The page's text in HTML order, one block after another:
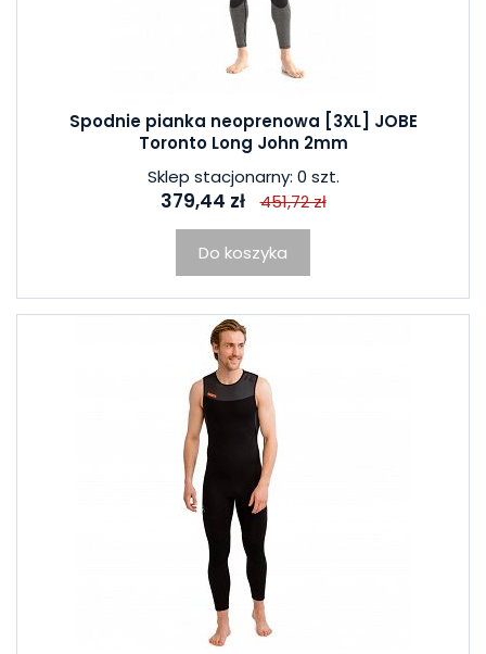
Spodnie pianka neoprenowa [3XL] JOBE
Toronto Long John 2mm
Sklep stacjonarny: 0 szt.
379,44 zł 451,72 zł
Do koszyka